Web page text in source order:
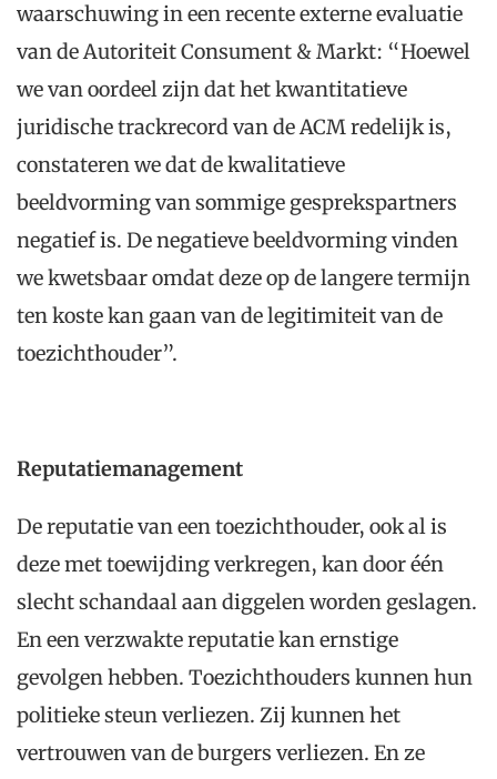
waarschuwing in een recente externe evaluatie
van de Autoriteit Consument & Markt: “Hoewel
we van oordeel zijn dat het kwantitatieve
juridische trackrecord van de ACM redelijk is,
constateren we dat de kwalitatieve
beeldvorming van sommige gesprekspartners
negatief is. De negatieve beeldvorming vinden
we kwetsbaar omdat deze op de langere termijn
ten koste kan gaan van de legitimiteit van de
toezichthouder”.
Reputatiemanagement
De reputatie van een toezichthouder, ook al is
deze met toewijding verkregen, kan door één
slecht schandaal aan diggelen worden geslagen.
En een verzwakte reputatie kan ernstige
gevolgen hebben. Toezichthouders kunnen hun
politieke steun verliezen. Zij kunnen het
vertrouwen van de burgers verliezen. En ze